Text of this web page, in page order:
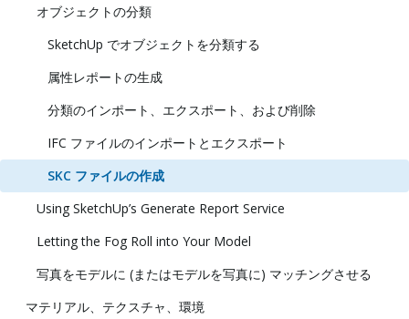
オブジェクトの分類
SketchUp でオブジェクトを分類する
属性レポートの生成
分類のインポート、エクスポート、および削除
IFC ファイルのインポートとエクスポート
SKC ファイルの作成
Using SketchUp’s Generate Report Service
Letting the Fog Roll into Your Model
写真をモデルに (またはモデルを写真に) マッチングさせる
マテリアル、テクスチャ、環境